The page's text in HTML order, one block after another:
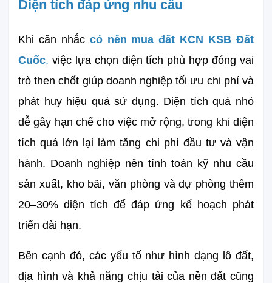
Diện tích đáp ứng nhu cầu
Khi cân nhắc có nên mua đất KCN KSB Đất
Cuốc, việc lựa chọn diện tích phù hợp đóng vai
trò then chốt giúp doanh nghiệp tối ưu chi phí và
phát huy hiệu quả sử dụng. Diện tích quá nhỏ
dễ gây hạn chế cho việc mở rộng, trong khi diện
tích quá lớn lại làm tăng chi phí đầu tư và vận
hành. Doanh nghiệp nên tính toán kỹ nhu cầu
sản xuất, kho bãi, văn phòng và dự phòng thêm
20–30% diện tích để đáp ứng kế hoạch phát
triển dài hạn.
Bên cạnh đó, các yếu tố như hình dạng lô đất,
địa hình và khả năng chịu tải của nền đất cũng